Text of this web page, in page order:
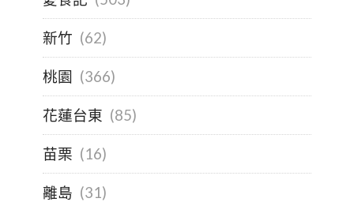
新竹 (62)
桃園 (366)
花蓮台東 (85)
苗栗 (16)
離島 (31)